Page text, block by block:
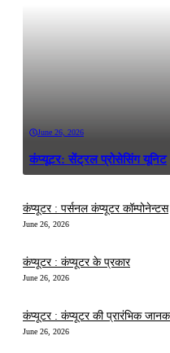
June 26, 2026
कंप्यूटर: सेंट्रल प्रोसेसिंग यूनिट
कंप्यूटर : पर्सनल कंप्यूटर कॉम्पोनेन्टस
June 26, 2026
कंप्यूटर : कंप्यूटर के प्रकार
June 26, 2026
कंप्यूटर : कंप्यूटर की प्रारंभिक
June 26, 2026